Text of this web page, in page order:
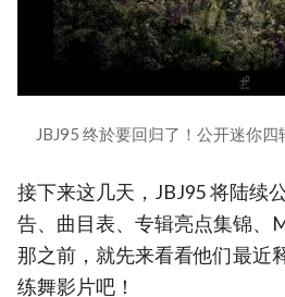
JBJ95 终於要回归了！公开迷你
接下来这几天，JBJ95 将陆续
告、曲目表、专辑亮点集锦
那之前，就先来看看他们最近
练舞影片吧！